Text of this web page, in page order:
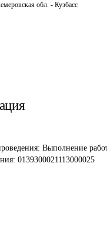
обл. - Кузбасс
Выполнение
0139300021113000025